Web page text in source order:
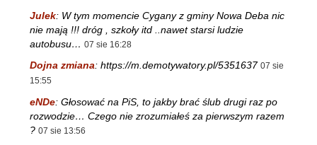
Julek: W tym momencie Cygany z gminy Nowa Deba nic
nie mają !!! dróg , szkoły itd ..nawet starsi ludzie
autobusu… 07 sie 16:28
Dojna zmiana: https://m.demotywatory.pl/5351637 07 sie
15:55
eNDe: Głosować na PiS, to jakby brać ślub drugi raz po
rozwodzie… Czego nie zrozumiałeś za pierwszym razem
? 07 sie 13:56